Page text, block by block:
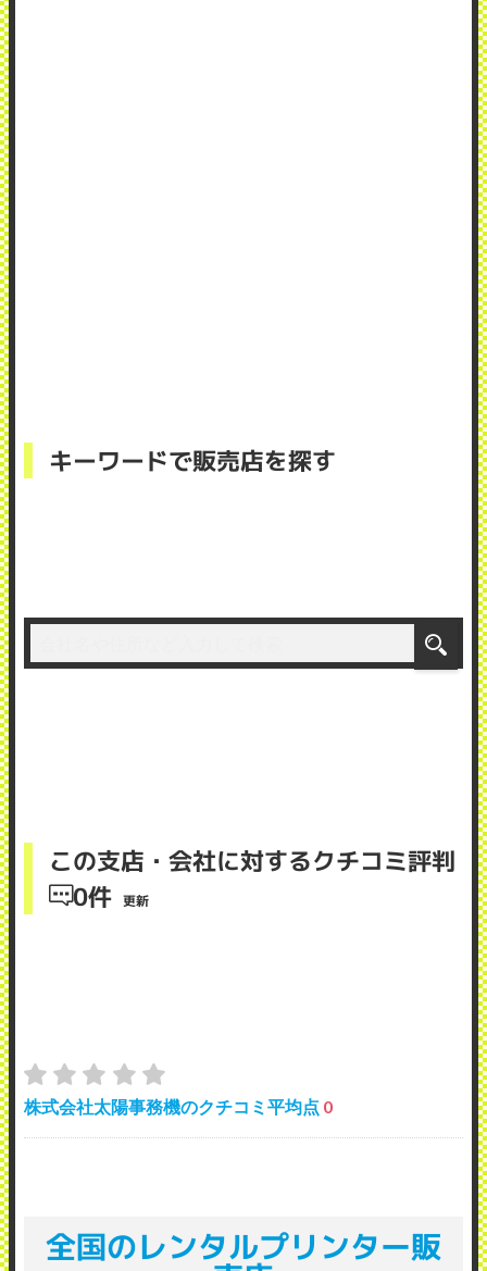
キーワードで販売店を探す
この支店・会社に対するクチコミ評判
0件 更新
株式会社太陽事務機のクチコミ平均点 0
全国のレンタルプリンター販